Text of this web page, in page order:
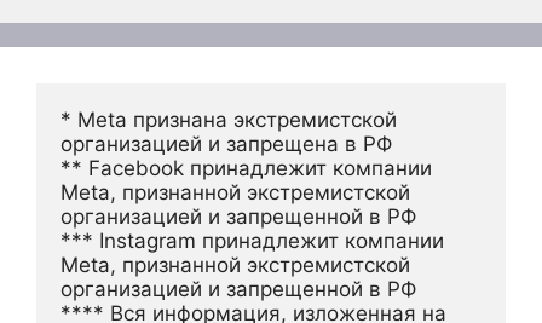
* Meta признана экстремистской
организацией и запрещена в РФ
** Facebook принадлежит компании
Meta, признанной экстремистской
организацией и запрещенной в РФ
*** Instagram принадлежит компании
Meta, признанной экстремистской
организацией и запрещенной в РФ
**** Вся информация, изложенная на